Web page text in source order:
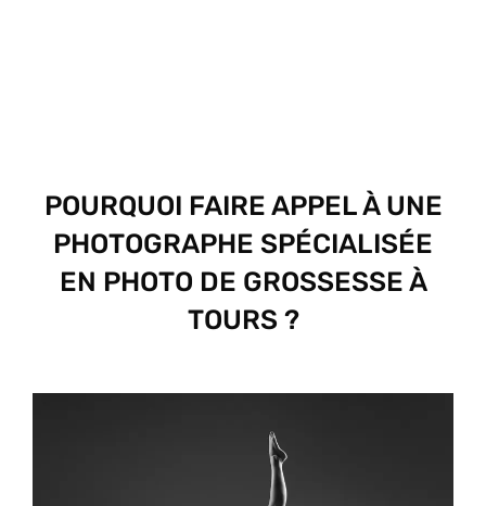
POURQUOI FAIRE APPEL À UNE
PHOTOGRAPHE SPÉCIALISÉE
EN PHOTO DE GROSSESSE À
TOURS ?